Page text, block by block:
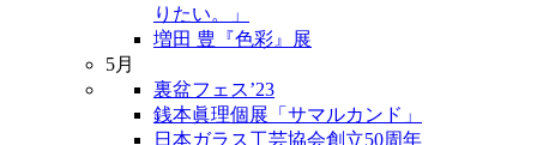
りたい。」
増田 豊『色彩』展
5月
裏盆フェス’23
銭本眞理個展「サマルカンド」
日本ガラス工芸協会創立50周年